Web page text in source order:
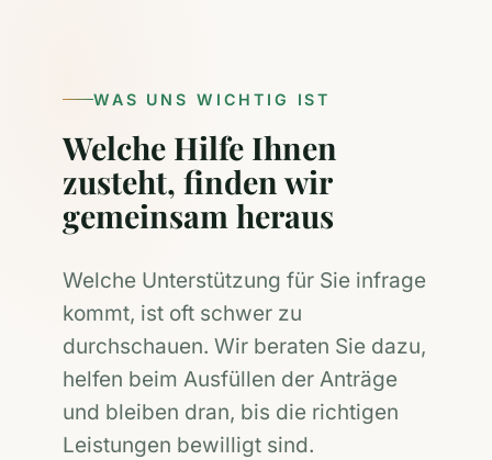
WAS UNS WICHTIG IST
Welche Hilfe Ihnen
zusteht, finden wir
gemeinsam heraus
Welche Unterstützung für Sie infrage
kommt, ist oft schwer zu
durchschauen. Wir beraten Sie dazu,
helfen beim Ausfüllen der Anträge
und bleiben dran, bis die richtigen
Leistungen bewilligt sind.